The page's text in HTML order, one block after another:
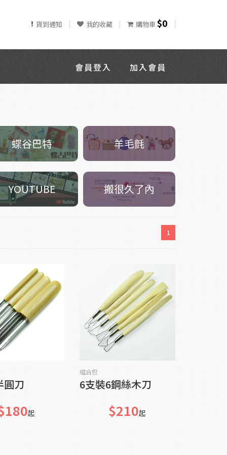
貨到通知 我的收藏 購物車$0
會員登入 加入會員
蝶谷巴特 羊毛氈
YOUTUBE 搬很久了內
1
圓刀
起
組合包
6支裝6鋼絲木刀
$210起